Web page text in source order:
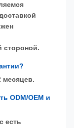
стороной.
месяцев.
ODM/OEM и
есть